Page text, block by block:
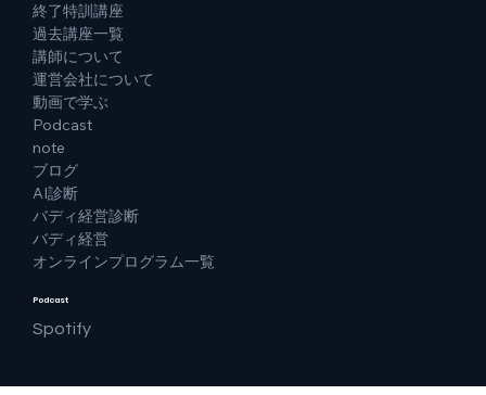
終了特訓講座
過去講座一覧
講師について
運営会社について
動画で学ぶ
Podcast
note
ブログ
AI診断
バディ経営診断
バディ経営
オンラインプログラム一覧
Podcast
Spotify